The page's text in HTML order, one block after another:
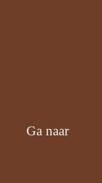
Ga naar